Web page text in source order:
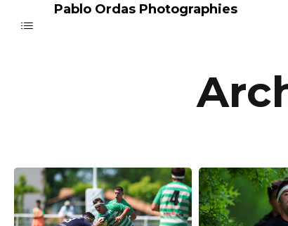
Pablo Ordas Photographies